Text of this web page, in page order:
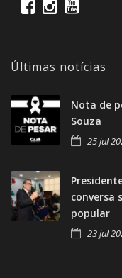
Últimas notícias
Nota de
Souza
25 jul
conversa
popular
23 jul